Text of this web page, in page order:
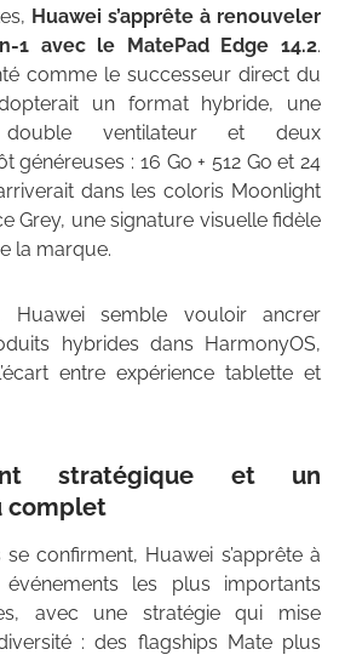
Huawei s’apprête à renouveler
1 avec le MatePad Edge 14.2.
comme le successeur direct du
un format hybride, une
ventilateur et deux
généreuses : 16 Go + 512 Go et 24
dans les coloris Moonlight
Grey, une signature visuelle fidèle
la marque.
Huawei semble vouloir ancrer
hybrides dans HarmonyOS,
entre expérience tablette et
stratégique et un
complet
confirment, Huawei s’apprête à
les plus importants
avec une stratégie qui mise
: des flagships Mate plus